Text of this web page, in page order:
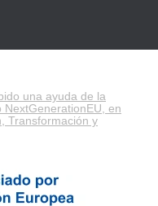
una ayuda de la
en
Transformación y